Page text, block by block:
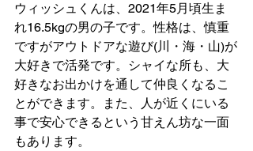
ウィッシュくんは、2021年5月頃生ま
れ16.5kgの男の子です。性格は、慎重
ですがアウトドアな遊び(川・海・山)が
大好きで活発です。シャイな所も、大
好きなお出かけを通して仲良くなるこ
とができます。また、人が近くにいる
事で安心できるという甘えん坊な一面
もあります。